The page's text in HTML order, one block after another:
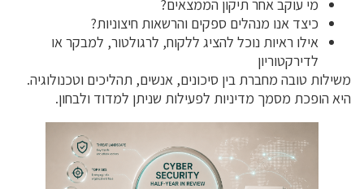
מי עוקב אחר תיקון הממצאים?
כיצד אנו מנהלים ספקים והרשאות חיצוניות?
אילו ראיות נוכל להציג ללקוח, לרגולטור, למבקר או
לדירקטוריון
משילות טובה מחברת בין סיכונים, אנשים, תהליכים וטכנולוגיה.
היא הופכת מסמך מדיניות לפעילות שניתן למדוד ולבחון.